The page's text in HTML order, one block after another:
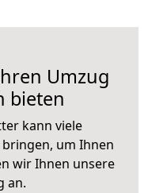
Umzug
bieten
kann viele
um Ihnen
wir Ihnen unsere
an.